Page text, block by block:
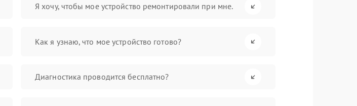
Я хочу, чтобы мое устройство ремонтировали при мне.
Как я узнаю, что мое устройство готово?
Диагностика проводится бесплатно?